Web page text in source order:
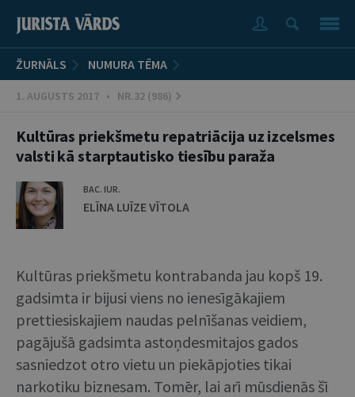
ŽURNĀLS NUMURA TĒMA
1. AUGUSTS 2017 • NR.32 (986)
Kultūras priekšmetu repatriācija uz izcelsmes
valsti kā starptautisko tiesību paraža
BAC. IUR.
ELĪNA LUĪZE VĪTOLA
Kultūras priekšmetu kontrabanda jau kopš 19.
gadsimta ir bijusi viens no ienesīgākajiem
prettiesiskajiem naudas pelnīšanas veidiem,
pagājušā gadsimta astoņdesmitajos gados
sasniedzot otro vietu un piekāpjoties tikai
narkotiku biznesam. Tomēr, lai arī mūsdienās šī